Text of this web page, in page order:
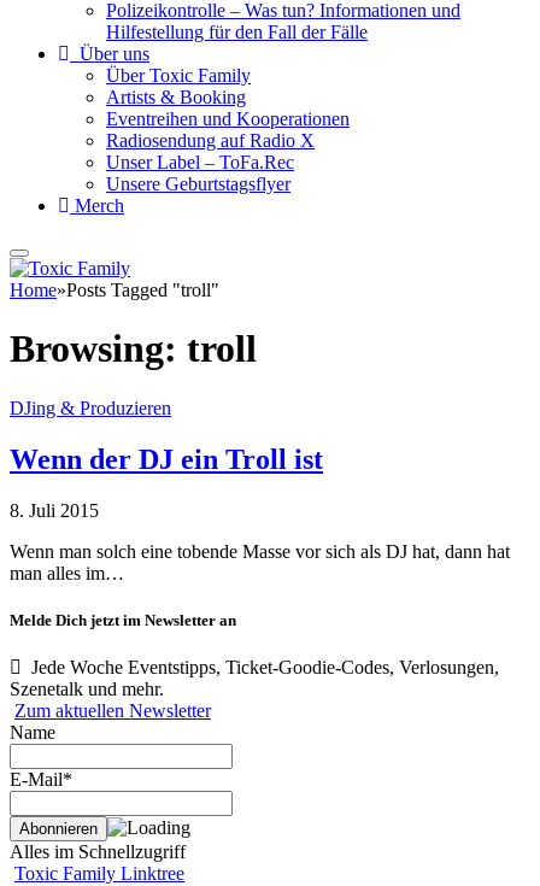
Polizeikontrolle – Was tun? Informationen und
Hilfestellung für den Fall der Fälle
Über uns
Über Toxic Family
Artists & Booking
Eventreihen und Kooperationen
Radiosendung auf Radio X
Unser Label – ToFa.Rec
Unsere Geburtstagsflyer
Merch
Home»Posts Tagged "troll"
Browsing: troll
DJing & Produzieren
Wenn der DJ ein Troll ist
8. Juli 2015
Wenn man solch eine tobende Masse vor sich als DJ hat, dann hat
man alles im…
Melde Dich jetzt im Newsletter an
Jede Woche Eventstipps, Ticket-Goodie-Codes, Verlosungen,
Szenetalk und mehr.
Zum aktuellen Newsletter
Name
E-Mail*
Alles im Schnellzugriff
Toxic Family Linktree